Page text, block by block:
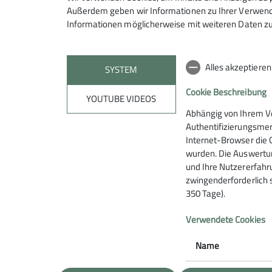
Datenschutz
Außerdem geben wir Informationen zu Ihrer
Informationen möglicherweise mit weiteren Daten
SYSTEM
YOUTUBE VIDEOS
Alles
Cookie Beschreibung
Abhängig von Ihrem
Internet-Browser die
wurden. Die
und Ihre
zwingenderforderlich
350 Tage).
Verwendete Cookies
Name